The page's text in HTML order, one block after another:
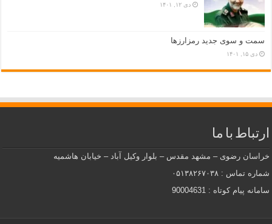
دی ۱۲, ۱۴۰۱
سمت و سوی جدید رمزارزها
دی ۱۵, ۱۴۰۱
ارتباط با ما
خراسان رضوی – مشهد مقدس – بلوار وکیل آباد – خیابان هاشمیه
شماره تماس : ۰۵۱۳۸۲۶۷۰۳۸
سامانه پیام کوتاه : 90004631